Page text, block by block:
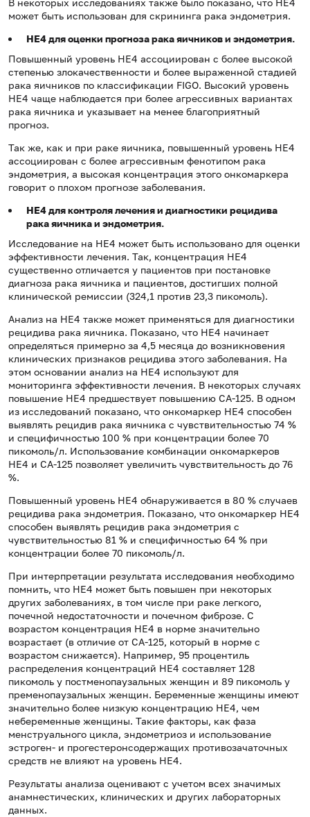
В некоторых исследованиях также было показано, что HE4
может быть использован для скрининга рака эндометрия.
HE4 для оценки прогноза рака яичников и эндометрия.
Повышенный уровень HE4 ассоциирован с более высокой
степенью злокачественности и более выраженной стадией
рака яичников по классификации FIGO. Высокий уровень
HE4 чаще наблюдается при более агрессивных вариантах
рака яичника и указывает на менее благоприятный
прогноз.
Так же, как и при раке яичника, повышенный уровень HE4
ассоциирован с более агрессивным фенотипом рака
эндометрия, а высокая концентрация этого онкомаркера
говорит о плохом прогнозе заболевания.
HE4 для контроля лечения и диагностики рецидива
рака яичника и эндометрия.
Исследование на HE4 может быть использовано для оценки
эффективности лечения. Так, концентрация HE4
существенно отличается у пациентов при постановке
диагноза рака яичника и пациентов, достигших полной
клинической ремиссии (324,1 против 23,3 пикомоль).
Анализ на HE4 также может применяться для диагностики
рецидива рака яичника. Показано, что HE4 начинает
определяться примерно за 4,5 месяца до возникновения
клинических признаков рецидива этого заболевания. На
этом основании анализ на HE4 используют для
мониторинга эффективности лечения. В некоторых случаях
повышение HE4 предшествует повышению CA-125. В одном
из исследований показано, что онкомаркер HE4 способен
выявлять рецидив рака яичника с чувствительностью 74 %
и специфичностью 100 % при концентрации более 70
пикомоль/л. Использование комбинации онкомаркеров
HE4 и CA-125 позволяет увеличить чувствительность до 76
%.
Повышенный уровень HE4 обнаруживается в 80 % случаев
рецидива рака эндометрия. Показано, что онкомаркер HE4
способен выявлять рецидив рака эндометрия с
чувствительностью 81 % и специфичностью 64 % при
концентрации более 70 пикомоль/л.
При интерпретации результата исследования необходимо
помнить, что HE4 может быть повышен при некоторых
других заболеваниях, в том числе при раке легкого,
почечной недостаточности и почечном фиброзе. С
возрастом концентрация HE4 в норме значительно
возрастает (в отличие от CA-125, который в норме с
возрастом снижается). Например, 95 процентиль
распределения концентраций HE4 составляет 128
пикомоль у постменопаузальных женщин и 89 пикомоль у
пременопаузальных женщин. Беременные женщины имеют
значительно более низкую концентрацию HE4, чем
небеременные женщины. Такие факторы, как фаза
менструального цикла, эндометриоз и использование
эстроген- и прогестеронсодержащих противозачаточных
средств не влияют на уровень HE4.
Результаты анализа оценивают с учетом всех значимых
анамнестических, клинических и других лабораторных
данных.